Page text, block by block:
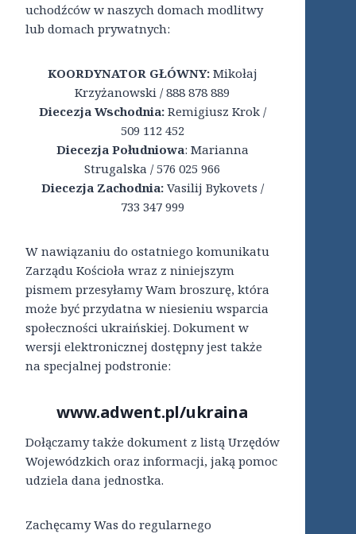
uchodźców w naszych domach modlitwy
lub domach prywatnych:
KOORDYNATOR GŁÓWNY:Mikołaj
Krzyżanowski / 888 878 889
Diecezja Wschodnia:Remigiusz Krok /
509 112 452
Diecezja Południowa: Marianna
Strugalska / 576 025 966
Diecezja Zachodnia:Vasilij Bykovets /
733 347 999
W nawiązaniu do ostatniego komunikatu
Zarządu Kościoła wraz z niniejszym
pismem przesyłamy Wam broszurę, która
może być przydatna w niesieniu wsparcia
społeczności ukraińskiej. Dokument w
wersji elektronicznej dostępny jest także
na specjalnej podstronie:
www.adwent.pl/ukraina
Dołączamy także dokument z listą Urzędów
Wojewódzkich oraz informacji, jaką pomoc
udziela dana jednostka.
Zachęcamy Was do regularnego